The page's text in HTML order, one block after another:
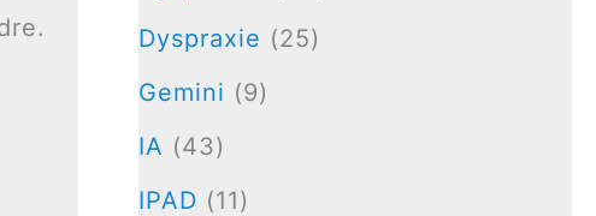
Dyspraxie (25)
Gemini (9)
IA (43)
IPAD (11)